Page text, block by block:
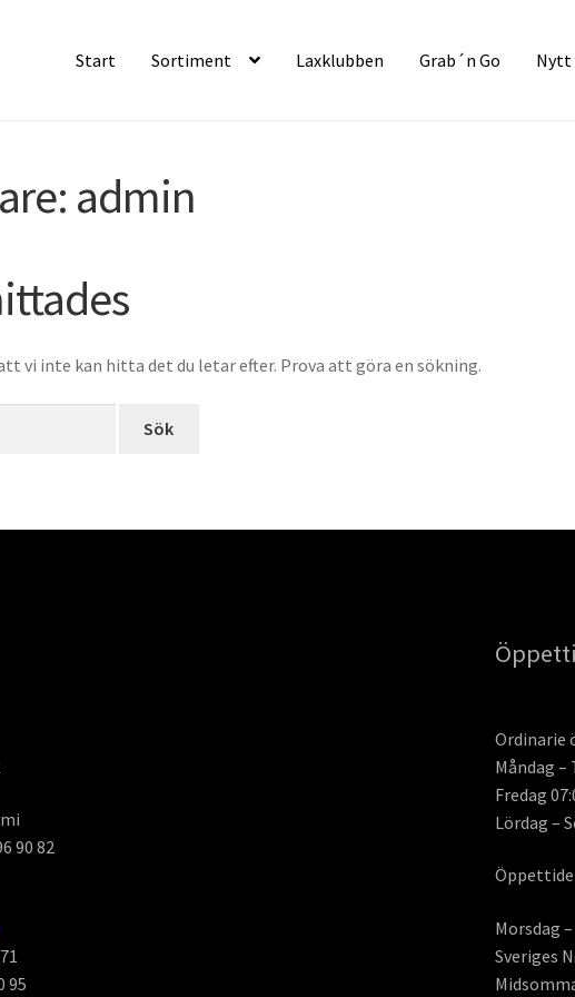
Start Sortiment Laxklubben Grab´n Go Nytt
admin
vi inte kan hitta det du letar efter. Prova att göra en sökning.
90 82
95
Ordinarie
Måndag –
Fredag
Lördag –
Morsdag
Sveriges